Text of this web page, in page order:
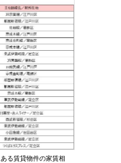
る賃貸物件の家賃相